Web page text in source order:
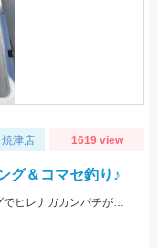
津店 1619 view
グ＆コマセ釣り♪
コマセ釣りはあまり釣れませんでしたがジギングでヒレナガカンパチが連発しました！